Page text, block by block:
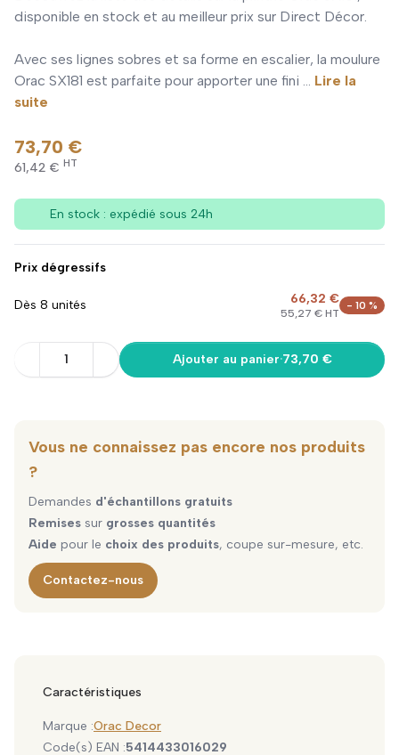
disponible en stock et au meilleur prix sur Direct Décor.
Avec ses lignes sobres et sa forme en escalier, la moulure
Orac SX181 est parfaite pour apporter une fini ... Lire la
suite
73,70 €
61,42 € HT
En stock : expédié sous 24h
Prix dégressifs
Dès 8 unités 66,32 €
55,27 € HT
- 10 %
1 Ajouter au panier·73,70 €
Vous ne connaissez pas encore nos produits
?
Demandes d'échantillons gratuits
Remises sur grosses quantités
Aide pour le choix des produits, coupe sur-mesure, etc.
Contactez-nous
Caractéristiques
Marque :Orac Decor
Code(s) EAN :5414433016029